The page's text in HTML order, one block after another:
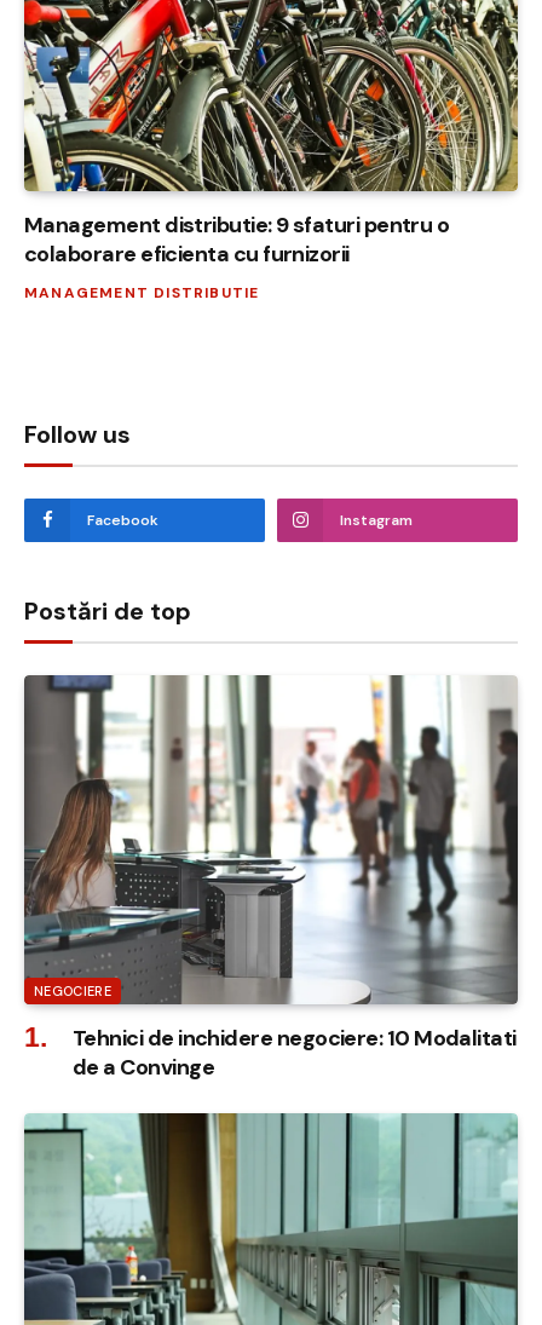
Management distributie: 9 sfaturi pentru o
colaborare eficienta cu furnizorii
MANAGEMENT DISTRIBUTIE
Follow us
Facebook Instagram
Postări de top
NEGOCIERE
Tehnici de inchidere negociere: 10 Modalitati
de a Convinge